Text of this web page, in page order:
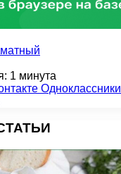
1 минута
Одноклассники